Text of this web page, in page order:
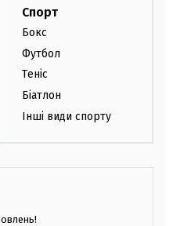
Спорт
Бокс
Футбол
Теніс
Біатлон
Інші види спорту